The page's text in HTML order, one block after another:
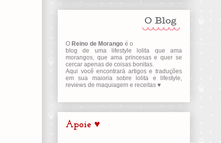
O Reino de Morango é o
blog de uma lifestyle lolita que ama
morangos, que ama princesas e quer se
cercar apenas de coisas bonitas.
Aqui você encontrará artigos e traduções
em sua maioria sobre lolita e lifestyle,
reviews de maquiagem e receitas ♥
Apoie ♥